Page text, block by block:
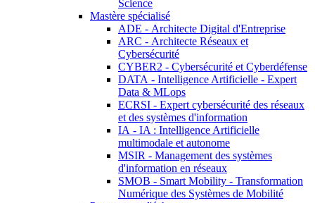
Science
Mastère spécialisé
ADE - Architecte Digital d'Entreprise
ARC - Architecte Réseaux et
Cybersécurité
CYBER2 - Cybersécurité et Cyberdéfense
DATA - Intelligence Artificielle - Expert
Data & MLops
ECRSI - Expert cybersécurité des réseaux
et des systèmes d'information
IA - IA : Intelligence Artificielle
multimodale et autonome
MSIR - Management des systèmes
d'information en réseaux
SMOB - Smart Mobility - Transformation
Numérique des Systèmes de Mobilité